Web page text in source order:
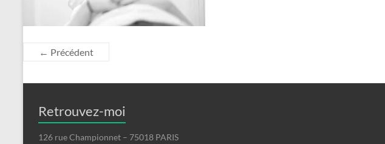
← Précédent
Retrouvez-moi
126 rue Championnet – 75018 PARIS